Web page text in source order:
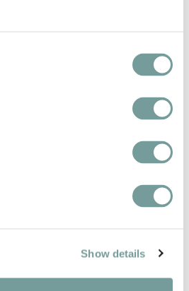
Show details